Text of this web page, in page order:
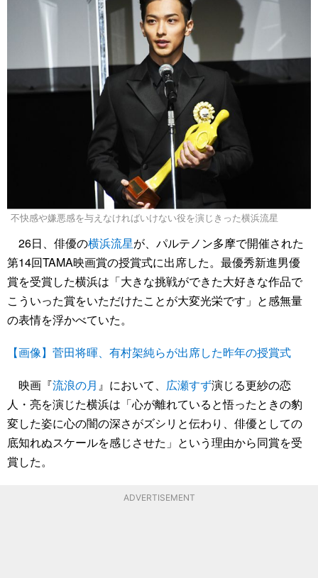
不快感や嫌悪感を与えなければいけない役を演じきった横浜流星
26日、俳優の横浜流星が、パルテノン多摩で開催された
第14回TAMA映画賞の授賞式に出席した。最優秀新進男優
賞を受賞した横浜は「大きな挑戦ができた大好きな作品で
こういった賞をいただけたことが大変光栄です」と感無量
の表情を浮かべていた。
【画像】菅田将暉、有村架純らが出席した昨年の授賞式
映画『流浪の月 』において、 広瀬すず演じる更紗の恋
人・亮を演じた横浜は「心が離れていると悟ったときの豹
変した姿に心の闇の深さがズシリと伝わり、俳優としての
底知れぬスケールを感じさせた」という理由から同賞を受
賞した。
ADVERTISEMENT